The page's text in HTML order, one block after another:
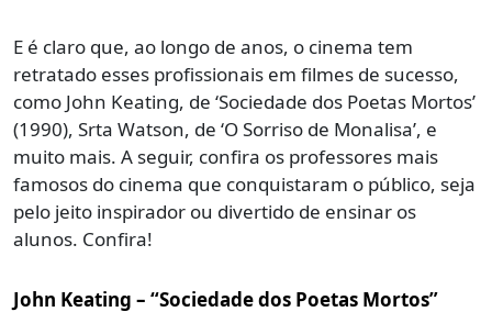
E é claro que, ao longo de anos, o cinema tem
retratado esses profissionais em filmes de sucesso,
como John Keating, de ‘Sociedade dos Poetas Mortos’
(1990), Srta Watson, de ‘O Sorriso de Monalisa’, e
muito mais. A seguir, confira os professores mais
famosos do cinema que conquistaram o público, seja
pelo jeito inspirador ou divertido de ensinar os
alunos. Confira!
John Keating – “Sociedade dos Poetas Mortos”